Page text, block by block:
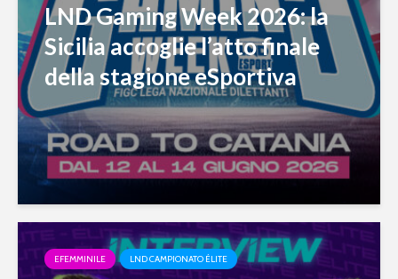
LND Gaming Week 2026: la
Sicilia accoglie l’atto finale
della stagione eSportiva
EFEMMINILE LND CAMPIONATO ÉLITE